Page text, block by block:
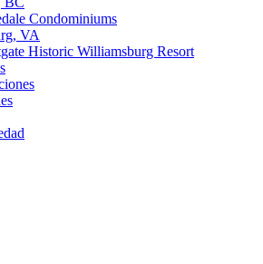
Condominiums
VA
Historic Williamsburg Resort